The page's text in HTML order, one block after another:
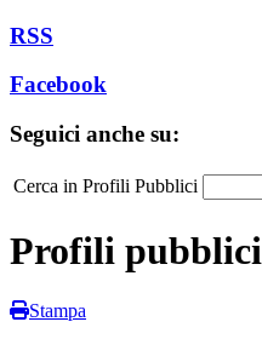
RSS
Facebook
Seguici anche su:
Cerca in Profili Pubblici
Profili pubblici
Stampa